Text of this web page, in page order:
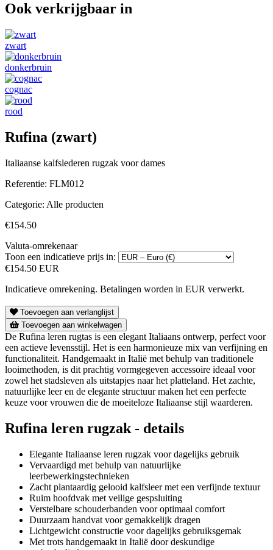
Ook verkrijgbaar in
zwart
donkerbruin
cognac
rood
Rufina (zwart)
Italiaanse kalfslederen rugzak voor dames
Referentie: FLM012
Categorie: Alle producten
€154.50
Valuta-omrekenaar
Toon een indicatieve prijs in:
€154.50 EUR
Indicatieve omrekening. Betalingen worden in EUR verwerkt.
Toevoegen aan verlanglijst
Toevoegen aan winkelwagen
De Rufina leren rugtas is een elegant Italiaans ontwerp, perfect voor
een actieve levensstijl. Het is een harmonieuze mix van verfijning en
functionaliteit. Handgemaakt in Italië met behulp van traditionele
looimethoden, is dit prachtig vormgegeven accessoire ideaal voor
zowel het stadsleven als uitstapjes naar het platteland. Het zachte,
natuurlijke leer en de elegante structuur maken het een perfecte
keuze voor vrouwen die de moeiteloze Italiaanse stijl waarderen.
Rufina leren rugzak - details
Elegante Italiaanse leren rugzak voor dagelijks gebruik
Vervaardigd met behulp van natuurlijke
leerbewerkingstechnieken
Zacht plantaardig gelooid kalfsleer met een verfijnde textuur
Ruim hoofdvak met veilige gespsluiting
Verstelbare schouderbanden voor optimaal comfort
Duurzaam handvat voor gemakkelijk dragen
Lichtgewicht constructie voor dagelijks gebruiksgemak
Met trots handgemaakt in Italië door deskundige